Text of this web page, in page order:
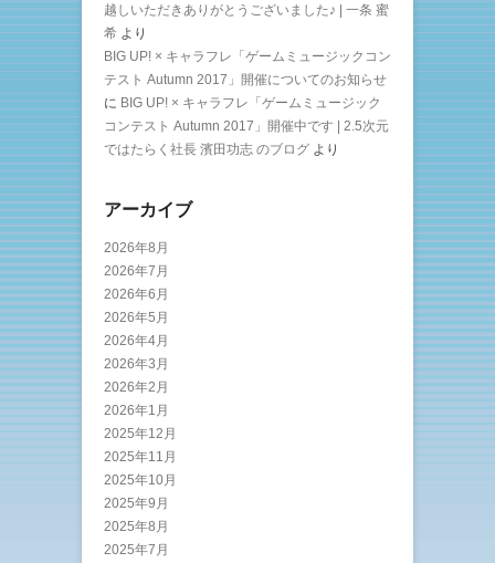
越しいただきありがとうございました♪ | 一条 蜜
希 より
BIG UP! × キャラフレ「ゲームミュージックコン
テスト Autumn 2017」開催についてのお知らせ
に BIG UP! × キャラフレ「ゲームミュージック
コンテスト Autumn 2017」開催中です | 2.5次元
ではたらく社長 濱田功志 のブログ より
アーカイブ
2026年8月
2026年7月
2026年6月
2026年5月
2026年4月
2026年3月
2026年2月
2026年1月
2025年12月
2025年11月
2025年10月
2025年9月
2025年8月
2025年7月